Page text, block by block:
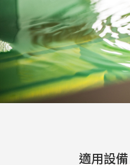
適用設備